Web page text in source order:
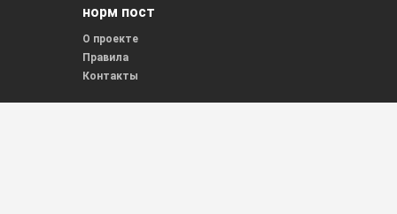
норм пост
О проекте
Правила
Контакты